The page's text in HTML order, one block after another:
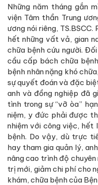
Những năm tháng gắn
viện Tâm thần Trung
ương nói riêng,
hết những vất vả, gian
chữa bệnh cứu người.
cầu cấp bách chữa
bệnh nhân nặng khó
sự quyết đoán và đặc
anh và đồng nghiệp đã
tình trong sự “vỡ òa”
niệm, y đức phải được
nhiệm với công việc, hết
bệnh. Do vậy, dù trực
hay tham gia quản lý,
nâng cao trình độ
trị mới, giảm chi phí cho
khám, chữa bệnh của